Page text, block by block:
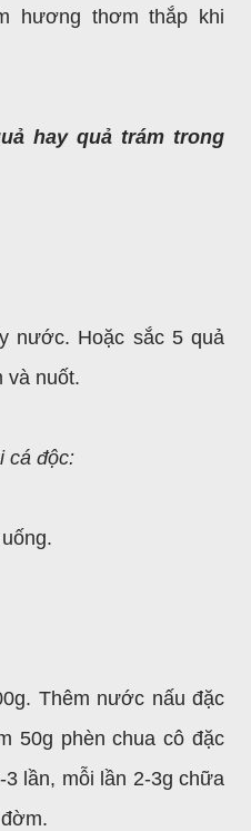
hương thơm thắp khi
hay quả trám trong
nước. Hoặc sắc 5 quả
và nuốt.
cá độc:
Thêm nước nấu đặc
50g phèn chua cô đặc
3 lần, mỗi lần 2-3g chữa